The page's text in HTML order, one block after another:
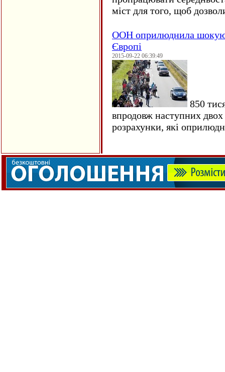
міст для того, щоб
ООН оприлюднила
Європі
2015-09-22 06:39:49
850
впродовж наступних
розрахунки, які